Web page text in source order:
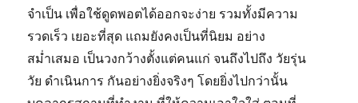
จำเป็น เพื่อใช้ดูดพอตได้ออกจะง่าย รวมทั้งมีความ
รวดเร็ว เยอะที่สุด แถมยังคงเป็นที่นิยม อย่าง
สม่ำเสมอ เป็นวงกว้างตั้งแต่คนแก่ จนถึงไปถึง วัยรุ่น
วัย ดำเนินการ กันอย่างยิ่งจริงๆ โดยยิ่งไปกว่านั้น